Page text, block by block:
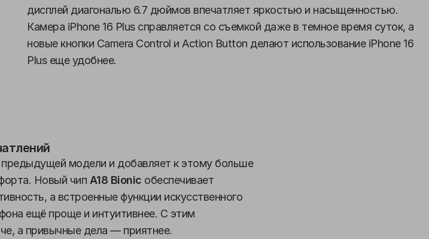
дисплей диагональю 6.7 дюймов впечатляет яркостью и насыщенностью.
Камера iPhone 16 Plus справляется со съемкой даже в темное время суток, а
новые кнопки Camera Control и Action Button делают использование iPhone 16
Plus еще удобнее.
модели и добавляет к этому больше
Новый чип A18 Bionic обеспечивает
а встроенные функции искусственного
ещё проще и интуитивнее. С этим
а привычные дела — приятнее.